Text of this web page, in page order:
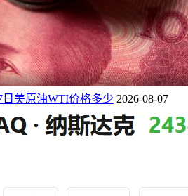
日美原油WTI价格多少 2026-08-07